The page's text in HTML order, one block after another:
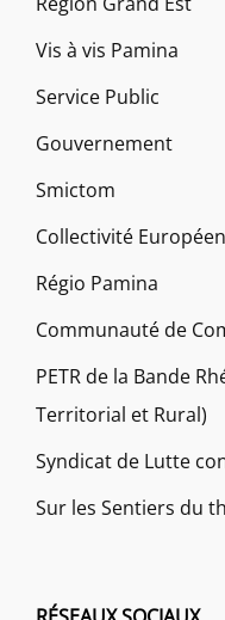
Vis à vis Pamina
Service Public
Gouvernement
Smictom
Collectivité
Régio Pamina
Communauté de
PETR de la Bande
Territorial et Rural)
Syndicat de Lutte
Sur les Sentiers du